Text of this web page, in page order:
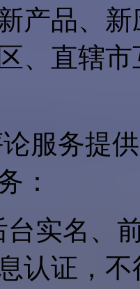
产品、
、直辖
服务提
：
台实名、
认证，